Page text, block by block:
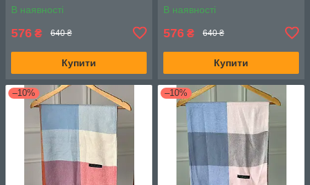
В наявності
576 ₴ 640 ₴
Купити
В наявності
576 ₴ 640 ₴
Купити
–10% –10%